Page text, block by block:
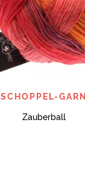
SCHOPPEL-GARN
Zauberball